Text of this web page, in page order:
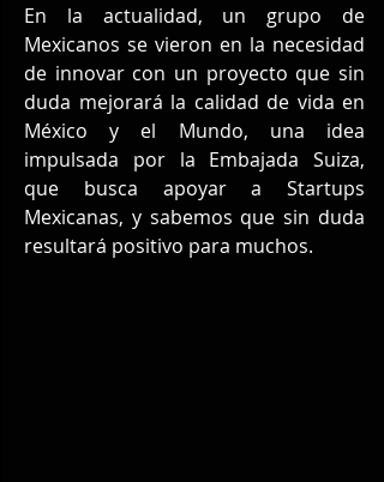
En la actualidad, un grupo de
Mexicanos se vieron en la necesidad
de innovar con un proyecto que sin
duda mejorará la calidad de vida en
México y el Mundo, una idea
impulsada por la Embajada Suiza,
que busca apoyar a Startups
Mexicanas, y sabemos que sin duda
resultará positivo para muchos.